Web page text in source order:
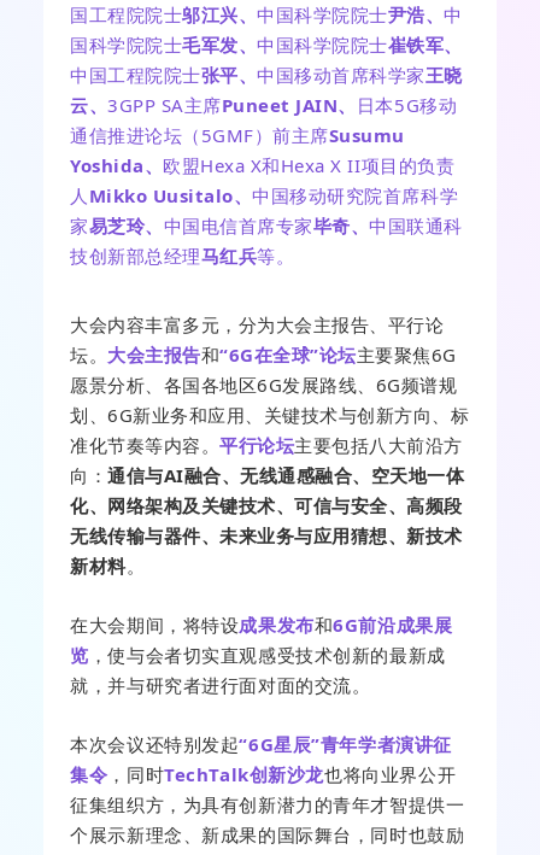
国工程院院士邬江兴、中国科学院院士尹浩、中
国科学院院士毛军发、中国科学院院士崔铁军、
中国工程院院士张平、中国移动首席科学家王晓
云、3GPP SA主席Puneet JAIN、
日本5G移动
通信推进论坛（5GMF）前主席Susumu
Yoshida、 欧盟Hexa X和Hexa X II项目的负责
人 Mikko Uusitalo、中国移动研究院首席科学
家易芝玲、 中国电信首席专家毕奇、中国联通科
技创新部总经理马红兵等。
大会内容丰富多元，分为大会主报告、平行论
坛。 大会主报告和“6G在全球”论坛主要聚焦6G
愿景分析、各国各地区6G发展路线、6G频谱规
划、6G新业务和应用、关键技术与创新方向、标
准化节奏等内容。平行论坛主要包括八大前沿方
向：通信与AI融合、无线通感融合、空天地一体
化、网络架构及关键技术、可信与安全、高频段
无线传输与器件、未来业务与应用猜想、新技术
新材料。
在大会期间，将特设成果发布和6G前沿成果展
览 ，使与会者切实直观感受技术创新的最新成
就，并与研究者进行面对面的交流。
本次会议还特别发起“6G星辰”青年学者演讲征
集令 ，同时TechTalk创新沙龙也将向业界公开
征集组织方，为具有创新潜力的青年才智提供一
个展示新理念、新成果的国际舞台，同时也鼓励